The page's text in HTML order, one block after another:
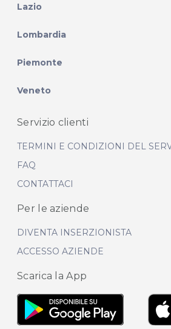
Lazio
Lombardia
Piemonte
Veneto
Servizio clienti
TERMINI E CONDIZIONI DEL
FAQ
CONTATTACI
Per le aziende
DIVENTA INSERZIONISTA
ACCESSO AZIENDE
Scarica la App